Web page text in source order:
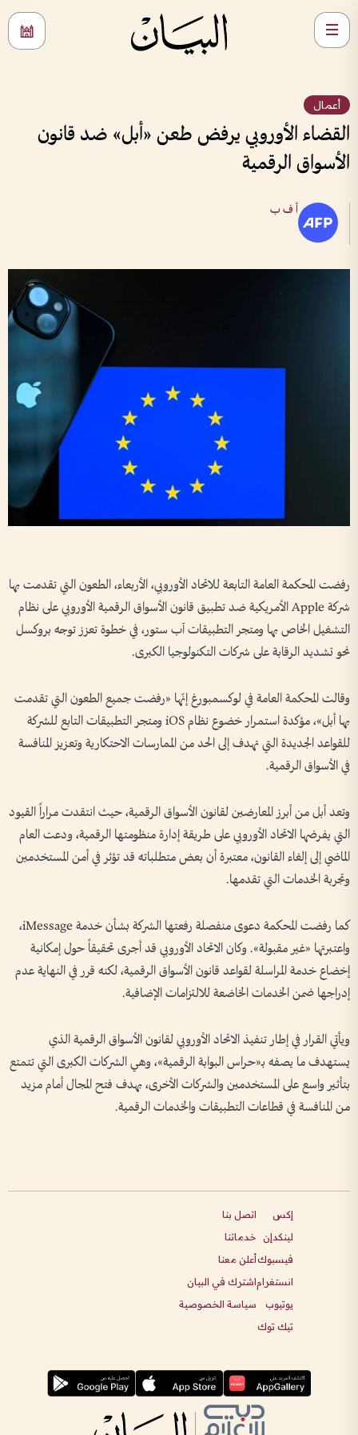
أعمال
القضاء الأوروبي يرفض طعن «أبل» ضد قانون
الأسواق الرقمية
أ ف ب
رفضت المحكمة العامة التابعة للاتحاد الأوروبي، الأربعاء، الطعون التي تقدمت بها
شركة Apple الأمريكية ضد تطبيق قانون الأسواق الرقمية الأوروبي على نظام
التشغيل الخاص بها ومتجر التطبيقات آب ستور، في خطوة تعزز توجه بروكسل
نحو تشديد الرقابة على شركات التكنولوجيا الكبرى.
وقالت المحكمة العامة في لوكسمبورغ إنّها «رفضت جميع الطعون التي تقدمت
بها أبل»، مؤكدة استمرار خضوع نظام iOS ومتجر التطبيقات التابع للشركة
للقواعد الجديدة التي تهدف إلى الحد من الممارسات الاحتكارية وتعزيز المنافسة
في الأسواق الرقمية.
وتعد أبل من أبرز المعارضين لقانون الأسواق الرقمية، حيث انتقدت مراراً القيود
التي يفرضها الاتحاد الأوروبي على طريقة إدارة منظومتها الرقمية، ودعت العام
الماضي إلى إلغاء القانون، معتبرة أن بعض متطلباته قد تؤثر في أمن المستخدمين
وتجربة الخدمات التي تقدمها.
كما رفضت المحكمة دعوى منفصلة رفعتها الشركة بشأن خدمة iMessage،
واعتبرتها «غير مقبولة». وكان الاتحاد الأوروبي قد أجرى تحقيقاً حول إمكانية
إخضاع خدمة المراسلة لقواعد قانون الأسواق الرقمية، لكنه قرر في النهاية عدم
إدراجها ضمن الخدمات الخاضعة للالتزامات الإضافية.
ويأتي القرار في إطار تنفيذ الاتحاد الأوروبي لقانون الأسواق الرقمية الذي
يستهدف ما يصفه بـ«حراس البوابة الرقمية»، وهي الشركات الكبرى التي تتمتع
بتأثير واسع على المستخدمين والشركات الأخرى، بهدف فتح المجال أمام مزيد
من المنافسة في قطاعات التطبيقات والخدمات الرقمية.
إكس
لينكدإن
فيسبوك
انستغرام
يوتيوب
تيك توك
اتصل بنا
خدماتنا
أعلن معنا
اشترك في البيان
سياسة الخصوصية